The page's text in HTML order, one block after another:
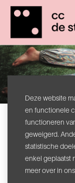
Deze website
en functionele
functioneren
geweigerd.
statistische
enkel geplaatst
meer over in ons